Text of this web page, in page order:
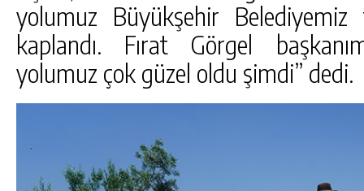
yolumuz Büyükşehir
kaplandı. Fırat Görgel
yolumuz çok güzel oldu şimdi” dedi.